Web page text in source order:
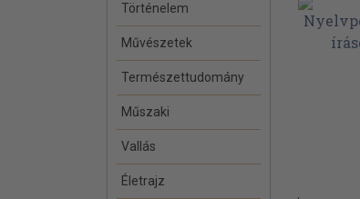
Történelem
Művészetek
Természettudomány
Műszaki
Vallás
Életrajz